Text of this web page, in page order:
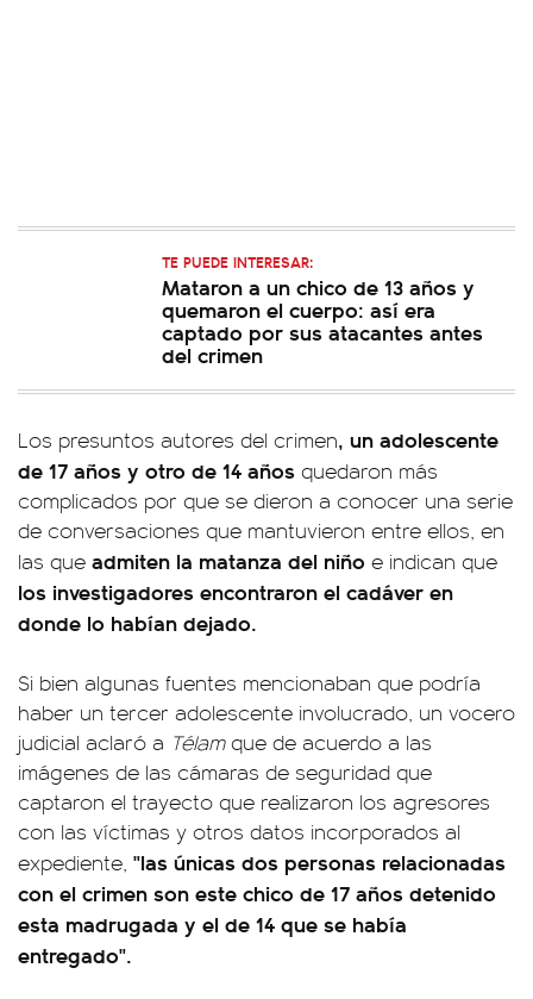
TE PUEDE INTERESAR:
Mataron a un chico de 13 años y
quemaron el cuerpo: así era
captado por sus atacantes antes
del crimen
Los presuntos autores del crimen, un adolescente
de 17 años y otro de 14 años quedaron más
complicados por que se dieron a conocer una serie
de conversaciones que mantuvieron entre ellos, en
las que admiten la matanza del niño e indican que
los investigadores encontraron el cadáver en
donde lo habían dejado.
Si bien algunas fuentes mencionaban que podría
haber un tercer adolescente involucrado, un vocero
judicial aclaró a Télamque de acuerdo a las
imágenes de las cámaras de seguridad que
captaron el trayecto que realizaron los agresores
con las víctimas y otros datos incorporados al
expediente, "las únicas dos personas relacionadas
con el crimen son este chico de 17 años detenido
esta madrugada y el de 14 que se había
entregado".